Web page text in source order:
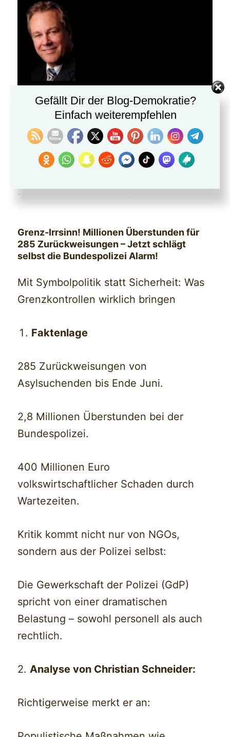
– Demokratie der Mitte, weil Extremflügel das Land zerstören –
Grenz-Irrsinn! Millionen Überstunden für
285 Zurückweisungen – Jetzt schlägt
selbst die Bundespolizei Alarm!
Mit Symbolpolitik statt Sicherheit: Was
Grenzkontrollen wirklich bringen
Faktenlage
285 Zurückweisungen von
Asylsuchenden bis Ende Juni.
2,8 Millionen Überstunden bei der
Bundespolizei.
400 Millionen Euro
volkswirtschaftlicher Schaden durch
Wartezeiten.
Kritik kommt nicht nur von NGOs,
sondern aus der Polizei selbst:
Die Gewerkschaft der Polizei (GdP)
spricht von einer dramatischen
Belastung – sowohl personell als auch
rechtlich.
2.Analyse von Christian Schneider:
Richtigerweise merkt er an:
Gefällt Dir der Blog-Demokratie?
Einfach weiterempfehlen